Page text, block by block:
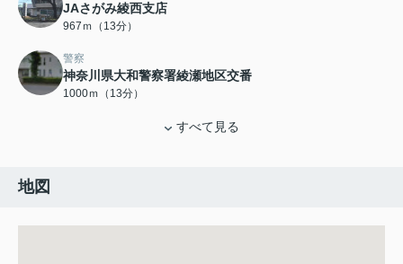
JAさがみ綾西支店
967ｍ（13分）
警察
神奈川県大和警察署綾瀬地区交番
1000ｍ（13分）
すべて見る
地図